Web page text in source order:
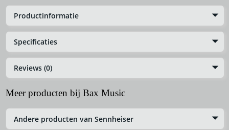
Productinformatie
Specificaties
Reviews (0)
Meer producten bij Bax Music
Andere producten van Sennheiser